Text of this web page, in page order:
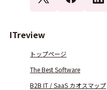
ITreview
トップページ
The Best Software
B2B IT / SaaS カオスマップ